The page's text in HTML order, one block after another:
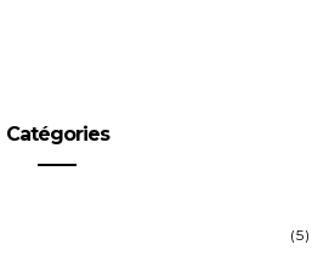
Catégories
(5)